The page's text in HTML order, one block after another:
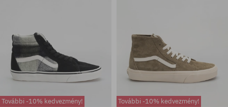
További -10% kedvezmény!
További -10% kedvezmény!